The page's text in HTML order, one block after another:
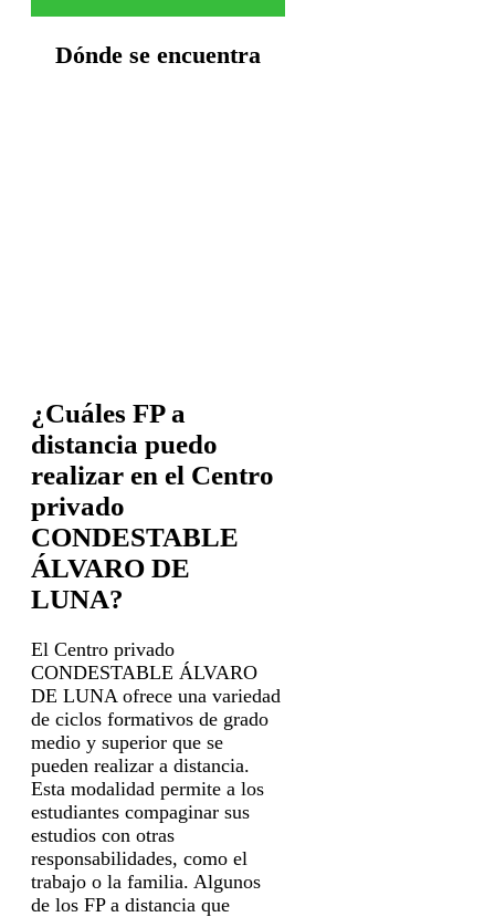
Dónde se encuentra
¿Cuáles FP a
distancia puedo
realizar en el Centro
privado
CONDESTABLE
ÁLVARO DE
LUNA?
El Centro privado
CONDESTABLE ÁLVARO
DE LUNA ofrece una variedad
de ciclos formativos de grado
medio y superior que se
pueden realizar a distancia.
Esta modalidad permite a los
estudiantes compaginar sus
estudios con otras
responsabilidades, como el
trabajo o la familia. Algunos
de los FP a distancia que